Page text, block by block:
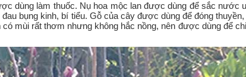
dùng làm thuốc. Nụ hoa mộc lan được dùng để sắc nước
bụng kinh, bí tiểu. Gỗ của cây được dùng để đóng
mùi rất thơm nhưng không hắc nồng, nên được dùng để